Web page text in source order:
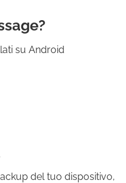
su Android
del tuo dispositivo,